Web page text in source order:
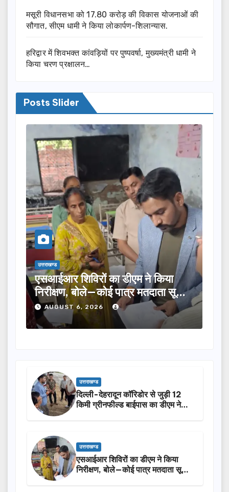
मसूरी विधानसभा को 17.80 करोड़ की विकास योजनाओं की
सौगात, सीएम धामी ने किया लोकार्पण-शिलान्यास.
हरिद्वार में शिवभक्त कांवड़ियों पर पुष्पवर्षा, मुख्यमंत्री धामी ने
किया चरण प्रक्षालन…
Posts Slider
डीएम ने किया
पात्र मतदाता सूची
उत्तराखण्ड
तीलू रौतेली पुरस्कार के लिए 13
का चयन, 35 आंगनबाड़ी
होंगी सम्मानित…
AUGUST 6, 2026
उत्तराखण्ड
दिल्ली-देहरादून कॉरिडोर से जुड़ी 12
किमी ग्रीनफील्ड बाईपास का डीएम ने
उत्तराखण्ड
एसआईआर शिविरों का डीएम ने किया
निरीक्षण, बोले—कोई पात्र मतदाता सूची